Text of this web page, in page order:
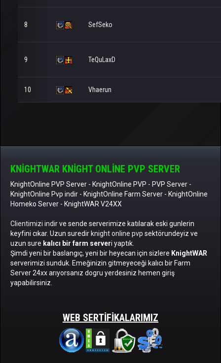
8 SefSeko
9 TeQuLaxD
10 Vhaerun
KNIGHTWAR KNIGHT ONLINE PVP SERVER
KnightOnline PVP Server - KnightOnline PVP - PVP Server -
KnightOnline Pvp indir - KnightOnline Farm Server - KnightOnline
Homeko Server - KnightWAR V24XX
Clientimizi indirve sende serverimize katılarak eski gunlerin
keyfini cıkar. Uzun suredir knight online pvp sektörundeyiz ve
uzun sure kalıcı bir farm serveri yaptık.
Şimdi yeni bir baslangıç, yeni bir heyecan için sizlere KnightWAR
serverimizi sunduk. Emeğinizin gitmeyeceği kalıcı bir Farm
Server 24xx arıyorsanız dogru yerdesiniz hemen giriş
yapabilirsiniz.
WEB SERTIFIKALARIMIZ